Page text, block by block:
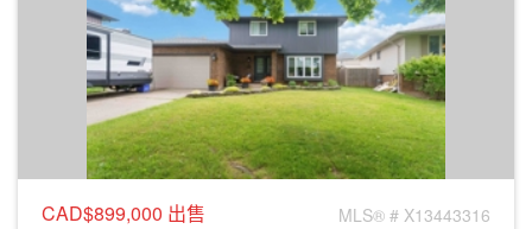
CAD$899,000 出售 MLS® # X13443316